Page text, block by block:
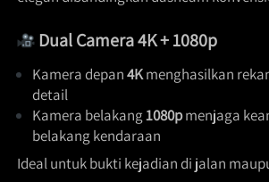
Dual Camera 4K + 1080p
Kamera depan 4K menghasilkan
detail
Kamera belakang 1080p menjaga
belakang kendaraan
Ideal untuk bukti kejadian di jalan